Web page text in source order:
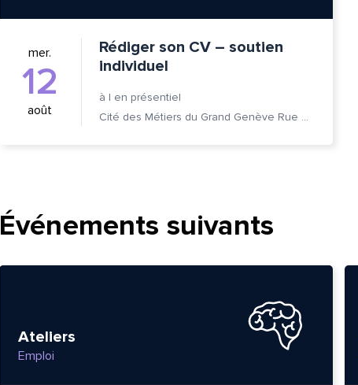
mer.
12
août
Rédiger son CV – soutien
individuel
à | en présentiel
Cité des Métiers du Grand Genève Rue Prévost-Martin 6 1205 Genève
Événements suivants
Ateliers
Emploi